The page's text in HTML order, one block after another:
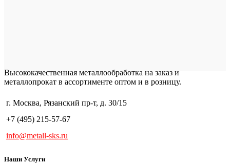
Высококачественная металлообработка на заказ и
металлопрокат в ассортименте оптом и в розницу.
г. Москва, Рязанский пр-т, д. 30/15
+7 (495) 215-57-67
info@metall-sks.ru
Наши Услуги